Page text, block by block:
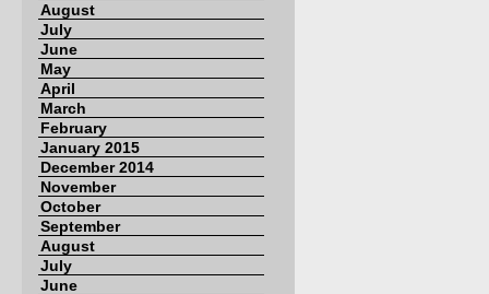
August
July
June
May
April
March
February
January 2015
December 2014
November
October
September
August
July
June